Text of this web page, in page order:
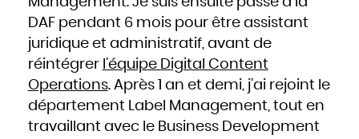
DAF pendant 6 mois pour être assistant
juridique et administratif, avant de
réintégrer l’équipe Digital Content
Operations. Après 1 an et demi, j’ai rejoint le
département Label Management, tout en
travaillant avec le Business Development